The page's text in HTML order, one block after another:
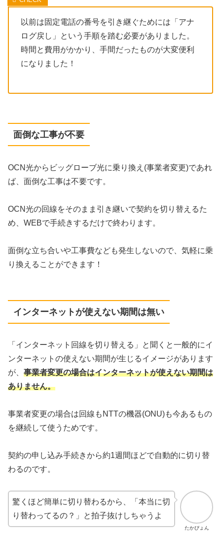
以前は固定電話の番号を引き継ぐためには「アナ
ログ戻し」という手順を踏む必要がありました。
時間と費用がかかり、手間だったものが大変便利
になりました！
面倒な工事が不要
OCN光からビッグローブ光に乗り換え(事業者変更)であれ
ば、面倒な工事は不要です。
OCN光の回線をそのまま引き継いで契約を切り替えるた
め、WEBで手続きするだけで終わります。
面倒な立ち合いや工事費なども発生しないので、気軽に乗
り換えることができます！
インターネットが使えない期間は無い
「インターネット回線を切り替える」と聞くと一般的にイ
ンターネットの使えない期間が生じるイメージがあります
が、 事業者変更の場合はインターネットが使えない期間は
ありません。
事業者変更の場合は回線もNTTの機器(ONU)も今あるもの
を継続して使うためです。
契約の申し込み手続きから約1週間ほどで自動的に切り替
わるのです。
たかぴょん
驚くほど簡単に切り替わるから、「本当に切
り替わってるの？」と拍子抜けしちゃうよ